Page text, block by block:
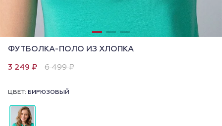
ФУТБОЛКА-ПОЛО ИЗ ХЛОПКА
3 249 ₽ 6 499 ₽
ЦВЕТ: БИРЮЗОВЫЙ